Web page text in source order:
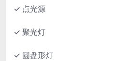
✓ 点光源
✓ 聚光灯
✓ 圆盘形灯